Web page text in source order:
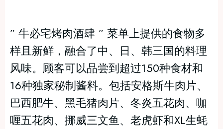
” 牛必宅烤肉酒肆 ” 菜单上提供的食物多
样且新鲜，融合了中、日、韩三国的料理
风味。顾客可以品尝到超过150种食材和
16种独家秘制酱料。包括安格斯牛肉片、
巴西肥牛、黑毛猪肉片、冬炎五花肉、咖
喱五花肉、挪威三文鱼、老虎虾和XL生蚝